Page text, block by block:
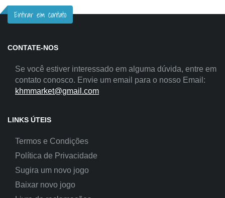
Entrar em contato
CONTATE-NOS
Se você estiver interessado em alguma dúvida, entre em
contato conosco. Envie um email para o nosso Email:
khmmarket@gmail.com
LINKS ÚTEIS
Termos e Condições
Política de Privacidade
Sugira um novo jogo
Baixar novo jogo